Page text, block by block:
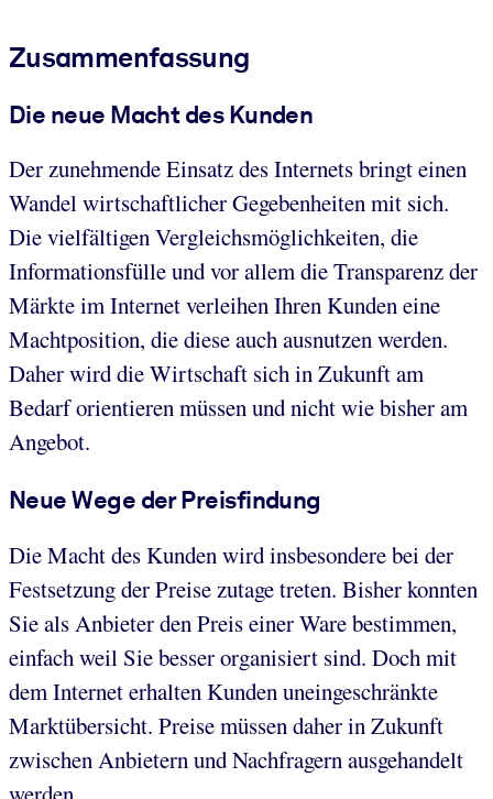
Zusammenfassung
Die neue Macht des Kunden
Der zunehmende Einsatz des Internets bringt einen
Wandel wirtschaftlicher Gegebenheiten mit sich.
Die vielfältigen Vergleichsmöglichkeiten, die
Informationsfülle und vor allem die Transparenz der
Märkte im Internet verleihen Ihren Kunden eine
Machtposition, die diese auch ausnutzen werden.
Daher wird die Wirtschaft sich in Zukunft am
Bedarf orientieren müssen und nicht wie bisher am
Angebot.
Neue Wege der Preisfindung
Die Macht des Kunden wird insbesondere bei der
Festsetzung der Preise zutage treten. Bisher konnten
Sie als Anbieter den Preis einer Ware bestimmen,
einfach weil Sie besser organisiert sind. Doch mit
dem Internet erhalten Kunden uneingeschränkte
Marktübersicht. Preise müssen daher in Zukunft
zwischen Anbietern und Nachfragern ausgehandelt